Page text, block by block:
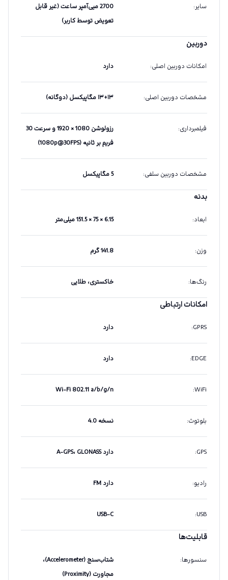
سایر:
2700 میی‌آمپر ساعت (غیر قابل
تعویض توسط کاربر)
دوربین
امکانات دوربین اصلی: دارد
مشخصات دوربین اصلی: ۱۳+۱۳ مگاپیکسل (دوگانه)
فیلمبرداری:
رزولوشن 1080 × 1920 و سرعت 30
فریم بر ثانیه (1080p@30FPS)
مشخصات دوربین سلفی: 5 مگاپیکسل
بدنه
ابعاد: 6.15 × 75 × 151.5 میلی‌متر
وزن: 141.8 گرم
رنگ‌ها: خاکستری، طلایی
امکانات ارتباطی
GPRS
: دارد
EDGE
: دارد
WiFi
:
Wi-Fi 802.11 a/b/g/n
بلوتوث: نسخه 4.0
GPS
: دارد A-GPS، GLONASS
رادیو: دارد FM
USB
:
USB-C
قابلیت‌ها
سنسورها:
شتاب‌سنج (Accelerometer)،
مجاورت (Proximity)